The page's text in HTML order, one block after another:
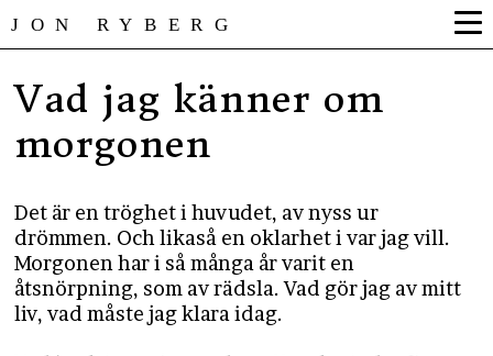
JON RYBERG
Vad jag känner om
morgonen
Det är en tröghet i huvudet, av nyss ur
drömmen. Och likaså en oklarhet i var jag vill.
Morgonen har i så många år varit en
åtsnörpning, som av rädsla. Vad gör jag av mitt
liv, vad måste jag klara idag.